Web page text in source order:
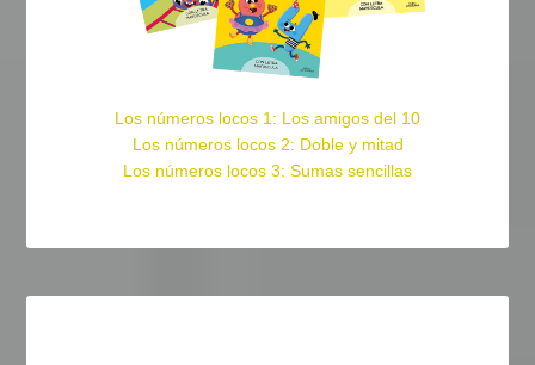
Los números locos 1: Los amigos del 10
Los números locos 2: Doble y mitad
Los números locos 3: Sumas sencillas